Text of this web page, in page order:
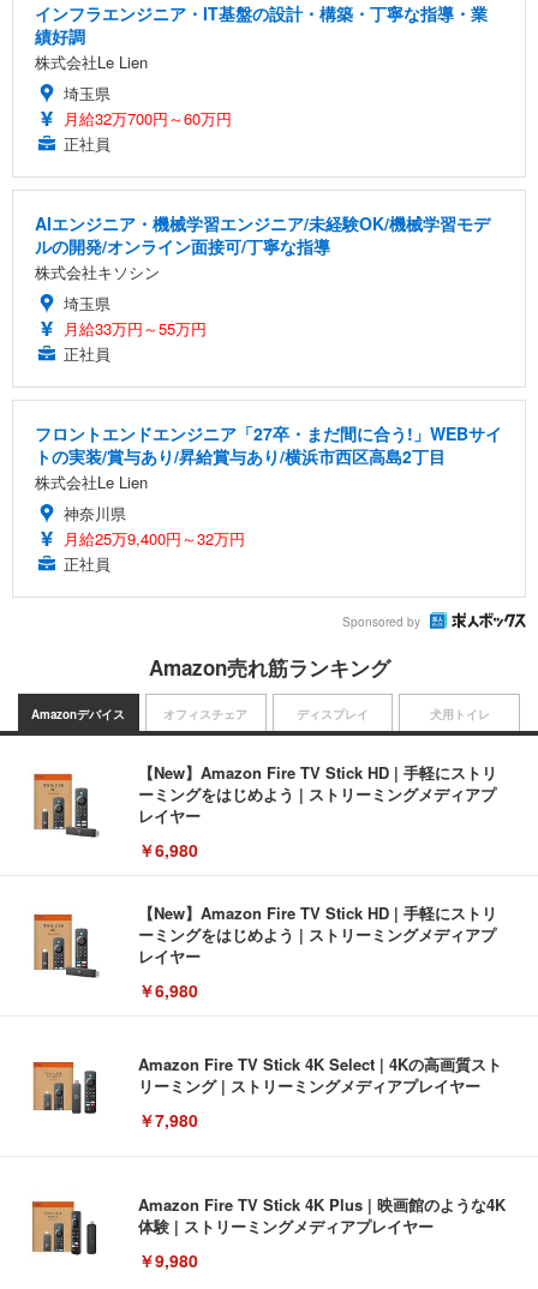
インフラエンジニア・IT基盤の設計・構築・丁寧な指導・業
績好調
株式会社Le Lien
埼玉県
月給32万700円～60万円
正社員
AIエンジニア・機械学習エンジニア/未経験OK/機械学習モデ
ルの開発/オンライン面接可/丁寧な指導
株式会社キソシン
埼玉県
月給33万円～55万円
正社員
フロントエンドエンジニア「27卒・まだ間に合う!」WEBサイ
トの実装/賞与あり/昇給賞与あり/横浜市西区高島2丁目
株式会社Le Lien
神奈川県
月給25万9,400円～32万円
正社員
Sponsored by
Amazon売れ筋ランキング
Amazonデバイス
【New】Amazon Fire TV Stick HD | 手軽にストリ
ーミングをはじめよう | ストリーミングメディアプ
レイヤー
￥6,980
【New】Amazon Fire TV Stick HD | 手軽にストリ
ーミングをはじめよう | ストリーミングメディアプ
レイヤー
￥6,980
Amazon Fire TV Stick 4K Select | 4Kの高画質スト
リーミング | ストリーミングメディアプレイヤー
￥7,980
Amazon Fire TV Stick 4K Plus | 映画館のような4K
体験 | ストリーミングメディアプレイヤー
￥9,980
オフィスチェア ディスプレイ 犬用トイレ